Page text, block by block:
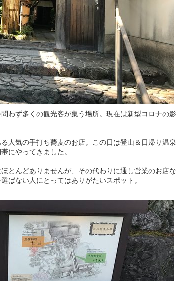
わず多くの観光客が集う場所。現在は新型コロナの影
人気の手打ち蕎麦のお店。この日は登山＆日帰り温泉
にやってきました。
とんどありませんが、その代わりに通し営業のお店な
ばない人にとってはありがたいスポット。